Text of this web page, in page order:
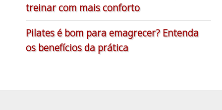
treinar com mais conforto
Pilates é bom para emagrecer? Entenda
os benefícios da prática